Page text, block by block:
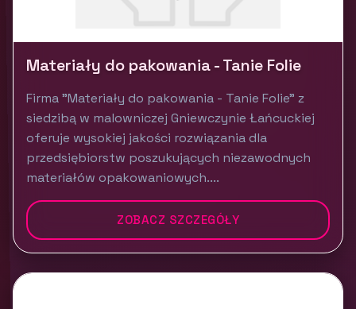
Materiały do pakowania - Tanie Folie
Firma "Materiały do pakowania - Tanie Folie" z
siedzibą w malowniczej Gniewczynie Łańcuckiej
oferuje wysokiej jakości rozwiązania dla
przedsiębiorstw poszukujących niezawodnych
materiałów opakowaniowych....
ZOBACZ SZCZEGÓŁY